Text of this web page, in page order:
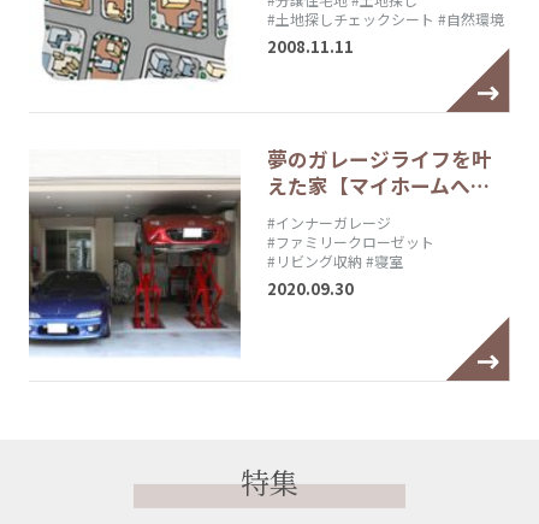
#土地探しチェックシート #自然環境
2008.11.11
夢のガレージライフを叶
えた家【マイホームへ…
#インナーガレージ
#ファミリークローゼット
#リビング収納 #寝室
2020.09.30
特集